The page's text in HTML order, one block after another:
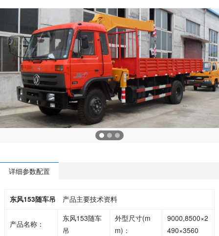
详细参数配置
东风153随车吊 产品主要技术资料
产品名称：
东风153随车
吊
外型尺寸(m
m)：
9000,8500×2
490×3560